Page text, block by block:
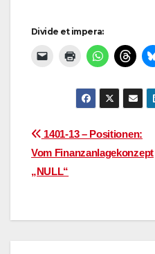
Divide et impera:
1401-13 – Positionen:
Vom Finanzanlagekonzept
„NULL“